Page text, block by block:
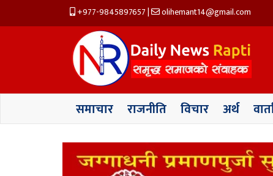
+977-9845897657| olihemant14@gmail.com
समाचार राजनीति विचार अर्थ